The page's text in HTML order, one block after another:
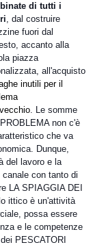
di tutti i
, dal costruire
fuori dal
accanto alla
piazza
all'acquisto
inutili per il
. Le somme
non c'è
che va
Dunque,
del lavoro e la
con tanto di
LA SPIAGGIA DEI
ittico è un'attività
possa essere
e le competenze
PESCATORI